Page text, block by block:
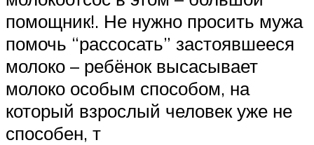
помощник!. Не нужно просить мужа
помочь “рассосать” застоявшееся
молоко – ребёнок высасывает
молоко особым способом, на
который взрослый человек уже не
способен, т